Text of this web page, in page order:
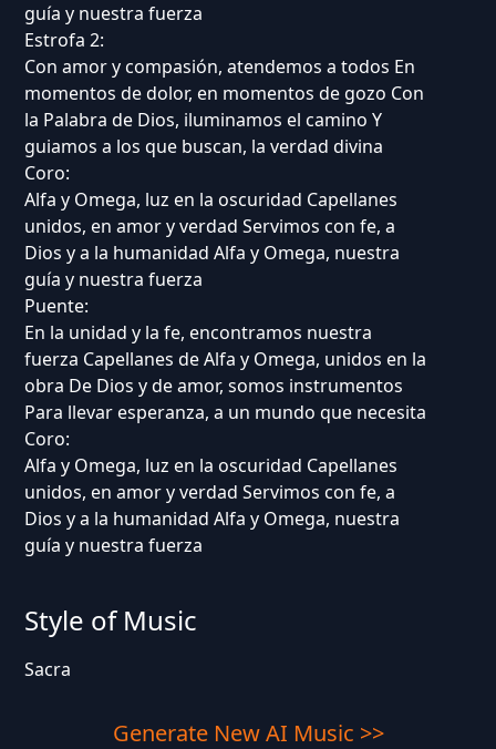
guía y nuestra fuerza
Estrofa 2:
Con amor y compasión, atendemos a todos En
momentos de dolor, en momentos de gozo Con
la Palabra de Dios, iluminamos el camino Y
guiamos a los que buscan, la verdad divina
Coro:
Alfa y Omega, luz en la oscuridad Capellanes
unidos, en amor y verdad Servimos con fe, a
Dios y a la humanidad Alfa y Omega, nuestra
guía y nuestra fuerza
Puente:
En la unidad y la fe, encontramos nuestra
fuerza Capellanes de Alfa y Omega, unidos en la
obra De Dios y de amor, somos instrumentos
Para llevar esperanza, a un mundo que necesita
Coro:
Alfa y Omega, luz en la oscuridad Capellanes
unidos, en amor y verdad Servimos con fe, a
Dios y a la humanidad Alfa y Omega, nuestra
guía y nuestra fuerza
Style of Music
Sacra
Generate New AI Music >>